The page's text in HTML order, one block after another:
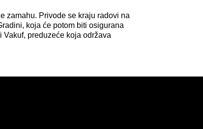
zamahu. Privode se kraju radovi na
koja će potom biti osigurana
preduzeće koja održava